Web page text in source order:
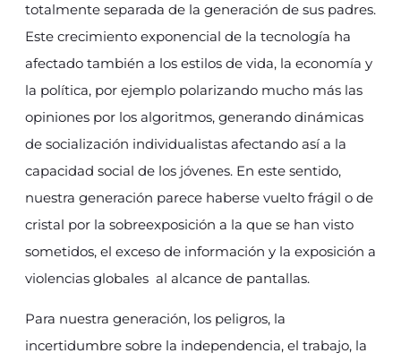
totalmente separada de la generación de sus padres.
Este crecimiento exponencial de la tecnología ha
afectado también a los estilos de vida, la economía y
la política, por ejemplo polarizando mucho más las
opiniones por los algoritmos, generando dinámicas
de socialización individualistas afectando así a la
capacidad social de los jóvenes. En este sentido,
nuestra generación parece haberse vuelto frágil o de
cristal por la sobreexposición a la que se han visto
sometidos, el exceso de información y la exposición a
violencias globales al alcance de pantallas.
Para nuestra generación, los peligros, la
incertidumbre sobre la independencia, el trabajo, la